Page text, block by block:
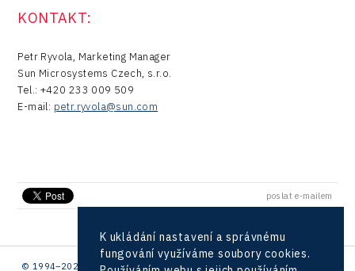
KONTAKT:
Petr Ryvola, Marketing Manager
Sun Microsystems Czech, s.r.o.
Tel.: +420 233 009 509
E-mail: petr.ryvola@sun.com
poslat e-mailem
© 1994–2026 CzechInvest | .
K ukládání nastavení a správnému
fungování využíváme soubory cookies.